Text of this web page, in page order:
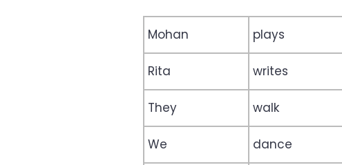
Mohan plays
Rita writes
They walk
We dance